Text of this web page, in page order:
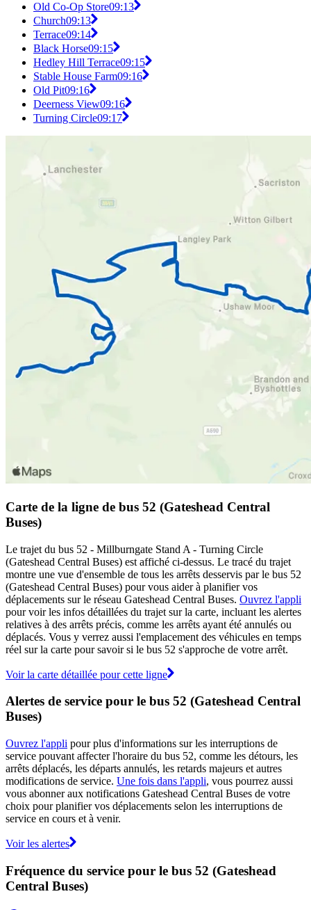
Old Co-Op Store09:13
Church09:13
Terrace09:14
Black Horse09:15
Hedley Hill Terrace09:15
Stable House Farm09:16
Old Pit09:16
Deerness View09:16
Turning Circle09:17
Carte de la ligne de bus 52 (Gateshead Central
Buses)
Le trajet du bus 52 - Millburngate Stand A - Turning Circle
(Gateshead Central Buses) est affiché ci-dessus. Le tracé du trajet
montre une vue d'ensemble de tous les arrêts desservis par le bus 52
(Gateshead Central Buses) pour vous aider à planifier vos
déplacements sur le réseau Gateshead Central Buses. Ouvrez l'appli
pour voir les infos détaillées du trajet sur la carte, incluant les alertes
relatives à des arrêts précis, comme les arrêts ayant été annulés ou
déplacés. Vous y verrez aussi l'emplacement des véhicules en temps
réel sur la carte pour savoir si le bus 52 s'approche de votre arrêt.
Voir la carte détaillée pour cette ligne
Alertes de service pour le bus 52 (Gateshead Central
Buses)
Ouvrez l'appli pour plus d'informations sur les interruptions de
service pouvant affecter l'horaire du bus 52, comme les détours, les
arrêts déplacés, les départs annulés, les retards majeurs et autres
modifications de service. Une fois dans l'appli, vous pourrez aussi
vous abonner aux notifications Gateshead Central Buses de votre
choix pour planifier vos déplacements selon les interruptions de
service en cours et à venir.
Voir les alertes
Fréquence du service pour le bus 52 (Gateshead
Central Buses)